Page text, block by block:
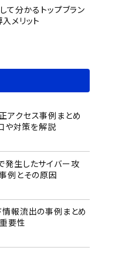
て分かるトップブラン
メリット
アクセス事例まとめ
や対策を解説
発生したサイバー攻
例とその原因
情報流出の事例まとめ
要性